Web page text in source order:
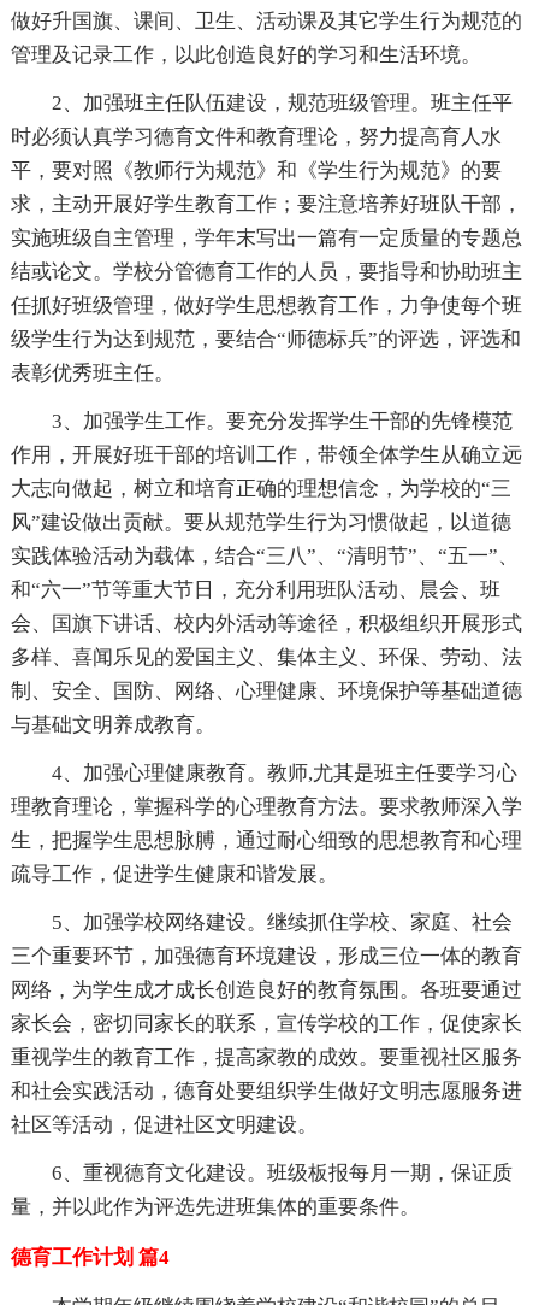
做好升国旗、课间、卫生、活动课及其它学生行为规范的
管理及记录工作，以此创造良好的学习和生活环境。
2、加强班主任队伍建设，规范班级管理。班主任平
时必须认真学习德育文件和教育理论，努力提高育人水
平，要对照《教师行为规范》和《学生行为规范》的要
求，主动开展好学生教育工作；要注意培养好班队干部，
实施班级自主管理，学年末写出一篇有一定质量的专题总
结或论文。学校分管德育工作的人员，要指导和协助班主
任抓好班级管理，做好学生思想教育工作，力争使每个班
级学生行为达到规范，要结合“师德标兵”的评选，评选和
表彰优秀班主任。
3、加强学生工作。要充分发挥学生干部的先锋模范
作用，开展好班干部的培训工作，带领全体学生从确立远
大志向做起，树立和培育正确的理想信念，为学校的“三
风”建设做出贡献。要从规范学生行为习惯做起，以道德
实践体验活动为载体，结合“三八”、“清明节”、“五一”、
和“六一”节等重大节日，充分利用班队活动、晨会、班
会、国旗下讲话、校内外活动等途径，积极组织开展形式
多样、喜闻乐见的爱国主义、集体主义、环保、劳动、法
制、安全、国防、网络、心理健康、环境保护等基础道德
与基础文明养成教育。
4、加强心理健康教育。教师,尤其是班主任要学习心
理教育理论，掌握科学的心理教育方法。要求教师深入学
生，把握学生思想脉膊，通过耐心细致的思想教育和心理
疏导工作，促进学生健康和谐发展。
5、加强学校网络建设。继续抓住学校、家庭、社会
三个重要环节，加强德育环境建设，形成三位一体的教育
网络，为学生成才成长创造良好的教育氛围。各班要通过
家长会，密切同家长的联系，宣传学校的工作，促使家长
重视学生的教育工作，提高家教的成效。要重视社区服务
和社会实践活动，德育处要组织学生做好文明志愿服务进
社区等活动，促进社区文明建设。
6、重视德育文化建设。班级板报每月一期，保证质
量，并以此作为评选先进班集体的重要条件。
德育工作计划 篇4